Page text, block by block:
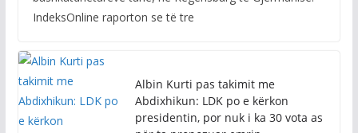
presidentin, por nuk i ka 30 vota as
për ta propozuar emrin
August 7, 2026